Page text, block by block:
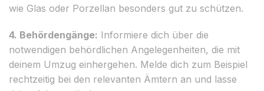
wie Glas oder Porzellan besonders gut zu schützen.
4. Behördengänge: Informiere dich über die
notwendigen behördlichen Angelegenheiten, die mit
deinem Umzug einhergehen. Melde dich zum Beispiel
rechtzeitig bei den relevanten Ämtern an und lasse